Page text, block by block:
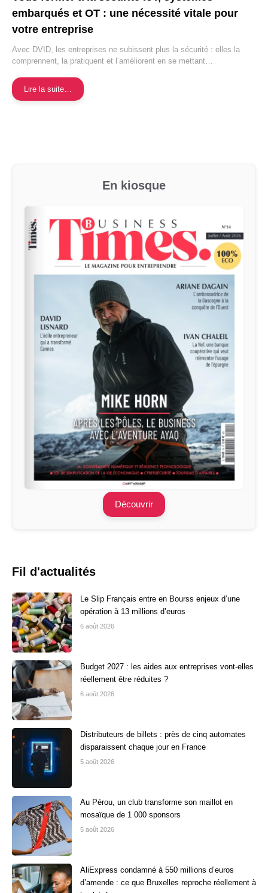
embarqués et OT : une nécessité vitale pour
votre entreprise
Avec DVID, les entreprises ne subissent plus la sécurité : elles la
comprennent, la pratiquent et l’améliorent en se mettant…
Lire la suite…
En kiosque
Découvrir
Fil d'actualités
Le Slip Français entre en Bourss enjeux d’une
opération à 13 millions d’euros
6 août 2026
Budget 2027 : les aides aux entreprises vont-elles
réellement être réduites ?
6 août 2026
Distributeurs de billets : près de cinq automates
disparaissent chaque jour en France
5 août 2026
Au Pérou, un club transforme son maillot en
mosaïque de 1 000 sponsors
5 août 2026
AliExpress condamné à 550 millions d’euros
d’amende : ce que Bruxelles reproche réellement à